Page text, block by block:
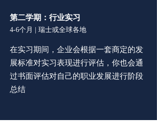
第二学期：行业实习
4-6个月 | 瑞士或全球各地
在实习期间，企业会根据一套商定的发
展标准对实习表现进行评估， 你也会通
过书面评估对自己的职业发展进行阶段
总结